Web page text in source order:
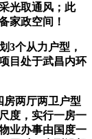
光取通风；此
家政空间！
个从力户型，
目处于武昌内环
两厅两卫户型
度，实行一房一
业办事由国度一